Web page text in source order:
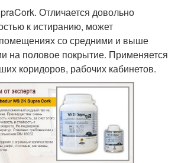
Отличается довольно
к истиранию, может
помещениях со средними и выше
на половое покрытие. Применяется
коридоров, рабочих кабинетов.